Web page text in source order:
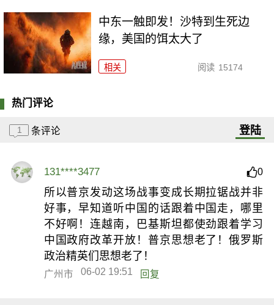
中东一触即发！沙特到生死边
缘，美国的饵太大了
相关 阅读 15174
热门评论
1 条评论 登陆
131****3477 0
所以普京发动这场战事变成长期拉锯战并非
好事，早知道听中国的话跟着中国走，哪里
不好啊！连越南，巴基斯坦都使劲跟着学习
中国政府改革开放！普京思想老了！俄罗斯
政治精英们思想老了！
广州市 06-02 19:51 回复